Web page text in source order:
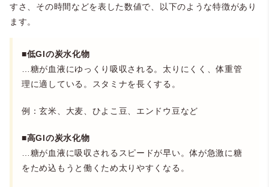
すさ、その時間などを表した数値で、以下のような特徴があり
ます。
■低GIの炭水化物
…糖が血液にゆっくり吸収される。太りにくく、体重管
理に適している。スタミナを長くする。
例：玄米、大麦、ひよこ豆、エンドウ豆など
■高GIの炭水化物
…糖が血液に吸収されるスピードが早い。体が急激に糖
をため込もうと働くため太りやすくなる。